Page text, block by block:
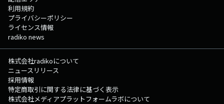
利用規約
プライバシーポリシー
ライセンス情報
radiko news
株式会社radikoについて
ニュースリリース
採用情報
特定商取引に関する法律に基づく表示
株式会社メディアプラットフォームラボについて